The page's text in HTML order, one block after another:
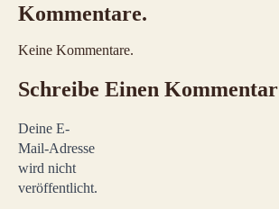
Kommentare.
Keine Kommentare.
Schreibe Einen Kommentar
Deine E-
Mail-Adresse
wird nicht
veröffentlicht.